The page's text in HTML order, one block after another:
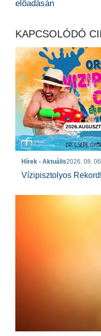
előadásán
KAPCSOLÓDÓ
Hírek - Aktuális2026. 08. 06.
Vízipisztolyos